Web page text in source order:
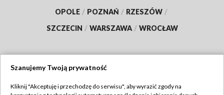
OPOLE / POZNAŃ / RZESZÓW /
SZCZECIN / WARSZAWA / WROCŁAW
Szanujemy Twoją prywatność
Kliknij "Akceptuję i przechodzę do serwisu", aby wyrazić zgody na